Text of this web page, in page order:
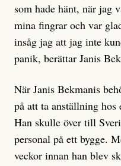
som hade hänt, när jag
mina fingrar och var
insåg jag att jag inte
panik, berättar Janis
När Janis Bekmanis
på att ta anställning
Han skulle över till
personal på ett bygge.
veckor innan han blev